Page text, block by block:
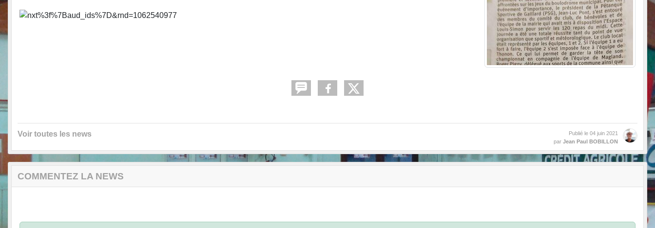
Voir toutes les news Publié le 04 juin 2021
par Jean Paul BOBILLON
COMMENTEZ LA NEWS